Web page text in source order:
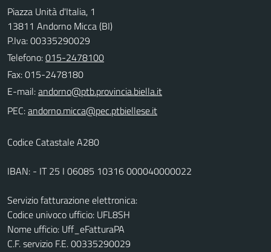
Piazza Unità d'Italia, 1
13811 Andorno Micca (BI)
P.Iva: 00335290029
Telefono:015-2478100
Fax: 015-2478180
E-mail:
PEC:
Codice Catastale A280
IBAN: - IT 25 I 06085 10316 000040000022
Servizio fatturazione elettronica:
Codice univoco ufficio: UFL8SH
Nome ufficio: Uff_eFatturaPA
C.F. servizio F.E. 00335290029